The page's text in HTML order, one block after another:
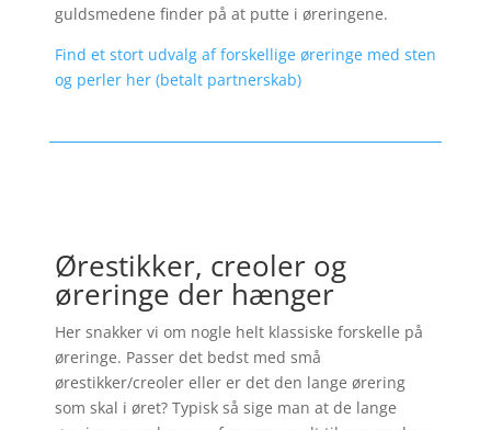
guldsmedene finder på at putte i øreringene.
Find et stort udvalg af forskellige øreringe med sten
og perler her (betalt partnerskab)
Ørestikker, creoler og
øreringe der hænger
Her snakker vi om nogle helt klassiske forskelle på
øreringe. Passer det bedst med små
ørestikker/creoler eller er det den lange ørering
som skal i øret? Typisk så sige man at de lange